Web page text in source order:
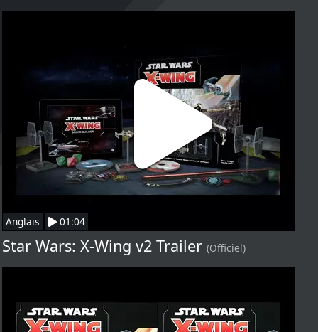
Anglais 01:04
Star Wars: X-Wing v2 Trailer (Officiel)